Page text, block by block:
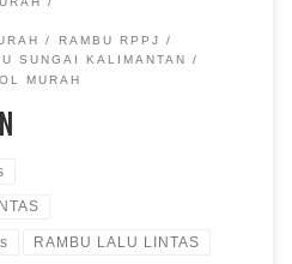
RAMBU RPPJ
SUNGAI KALIMANTAN
MURAH
RAMBU LALU LINTAS